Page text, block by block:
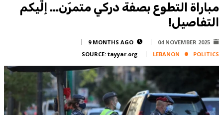
FPM
Services
Horoscope
مباراة التطوع بصفة دركي متمرّن... إليكم
التفاصيل!
04 NOVEMBER 2025
9 MONTHS AGO
LEBANON
POLITICS
SOURCE: tayyar.org